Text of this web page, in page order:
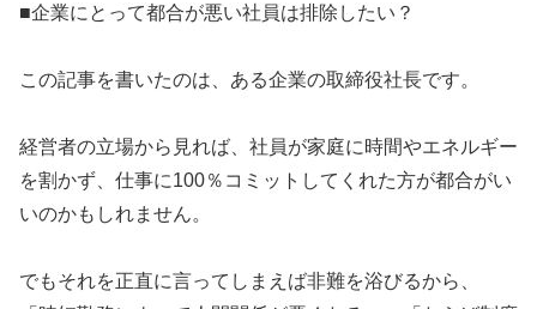
■企業にとって都合が悪い社員は排除したい？
この記事を書いたのは、ある企業の取締役社長です。
経営者の立場から見れば、社員が家庭に時間やエネルギー
を割かず、仕事に100％コミットしてくれた方が都合がい
いのかもしれません。
でもそれを正直に言ってしまえば非難を浴びるから、